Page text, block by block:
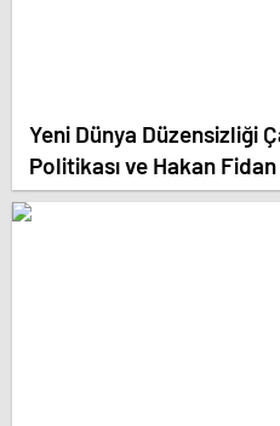
Yeni Dünya Düzensizliği
Politikası ve Hakan